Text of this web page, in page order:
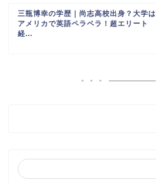
三瓶博幸の学歴｜尚志高校出身？大学は
アメリカで英語ペラペラ！超エリート
経...